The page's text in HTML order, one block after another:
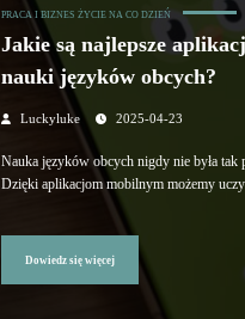
PRACA I BIZNES ŻYCIE NA CO DZIEŃ
Jakie są najlepsze
nauki języków obcych?
Luckyluke 2025-04-23
Nauka języków obcych nigdy nie była tak
Dzięki aplikacjom mobilnym możemy
Dowiedz się więcej